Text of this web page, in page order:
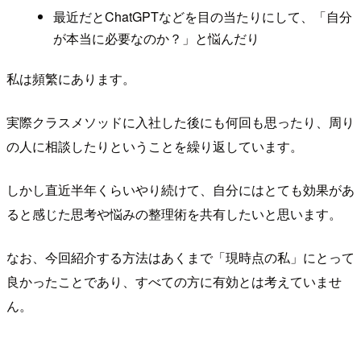
最近だとChatGPTなどを目の当たりにして、「自分
が本当に必要なのか？」と悩んだり
私は頻繁にあります。
実際クラスメソッドに入社した後にも何回も思ったり、周り
の人に相談したりということを繰り返しています。
しかし直近半年くらいやり続けて、自分にはとても効果があ
ると感じた思考や悩みの整理術を共有したいと思います。
なお、今回紹介する方法はあくまで「現時点の私」にとって
良かったことであり、すべての方に有効とは考えていませ
ん。